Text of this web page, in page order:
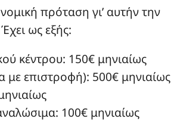
πρόταση γι’ αυτήν την
ως εξής:
κέντρου: 150€ μηνιαίως
με επιστροφή): 500€ μηνιαίως
100€ μηνιαίως